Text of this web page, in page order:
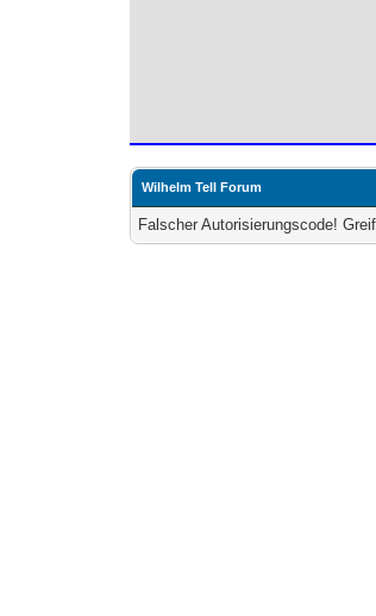
Wilhelm Tell Forum
Falscher Autorisierungscode!